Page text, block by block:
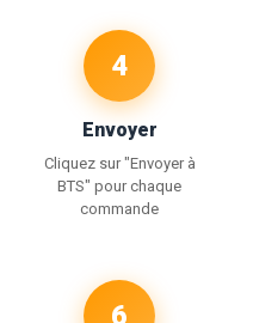
4
Envoyer
Cliquez sur "Envoyer à
BTS" pour chaque
commande
6